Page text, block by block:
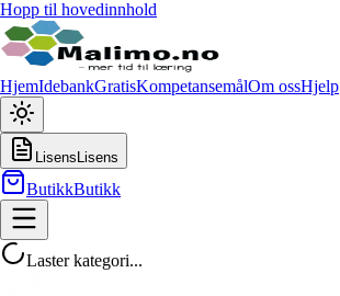
Hopp til hovedinnhold
HjemIdebankGratisKompetansemålOm ossHjelp
Lisens Lisens
ButikkButikk
Laster kategori...